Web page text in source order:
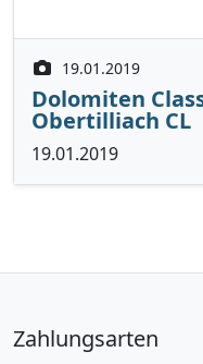
19.01.2019
Dolomiten
Obertilliach CL
19.01.2019
Zahlungsarten